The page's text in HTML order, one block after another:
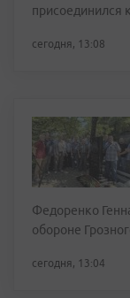
присоединился
сегодня, 13:08
Федоренко
обороне
сегодня, 13:04